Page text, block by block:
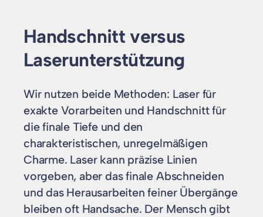
Handschnitt versus
Laserunterstützung
Wir nutzen beide Methoden: Laser für
exakte Vorarbeiten und Handschnitt für
die finale Tiefe und den
charakteristischen, unregelmäßigen
Charme. Laser kann präzise Linien
vorgeben, aber das finale Abschneiden
und das Herausarbeiten feiner Übergänge
bleiben oft Handsache. Der Mensch gibt